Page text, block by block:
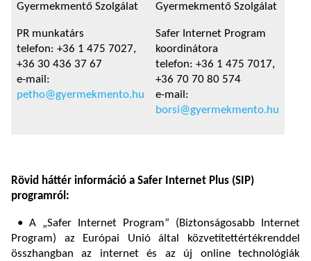
Gyermekmentő Szolgálat
PR munkatárs
telefon: +36 1 475 7027,
+36 30 436 37 67
e-mail:
petho@gyermekmento.hu
Gyermekmentő Szolgálat
Safer Internet Program
koordinátora
telefon: +36 1 475 7017,
+36 70 70 80 574
e-mail:
borsi@gyermekmento.hu
Rövid háttér információ a Safer Internet Plus (SIP)
programról:
• A „Safer Internet Program” (Biztonságosabb Internet
Program) az Európai Unió által közvetítettértékrenddel
összhangban az internet és az új online technológiák